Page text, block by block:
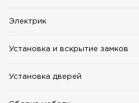
Электрик
Установка и вскрытие замков
Установка дверей